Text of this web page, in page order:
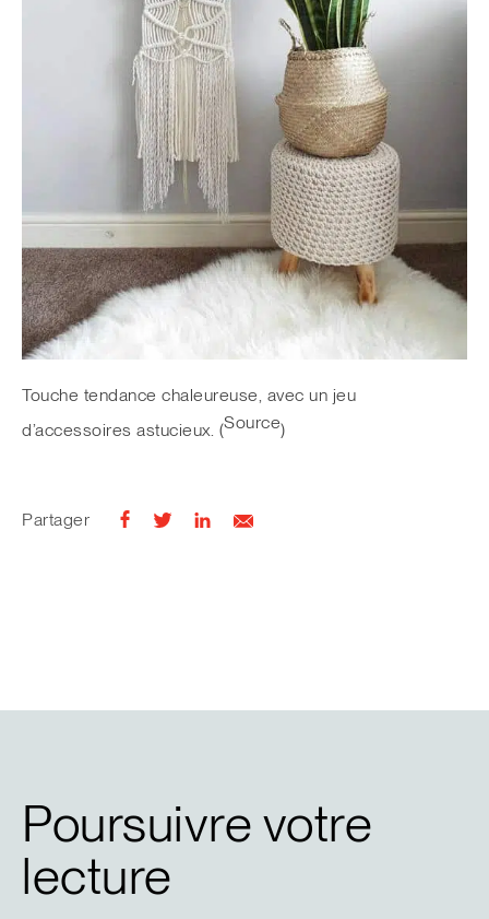
Touche tendance chaleureuse, avec un jeu
d’accessoires astucieux. (Source)
Partager
Poursuivre votre
lecture